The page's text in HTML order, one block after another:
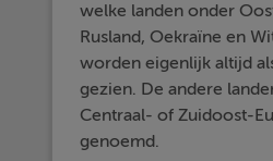
welke landen onder
Rusland, Oekraïne en
worden eigenlijk altijd
gezien. De andere
Centraal- of Zuidoost-
genoemd.